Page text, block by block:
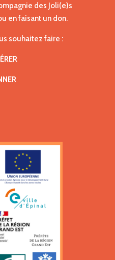
des Joli(e)s
en faisant un don.
souhaitez faire :